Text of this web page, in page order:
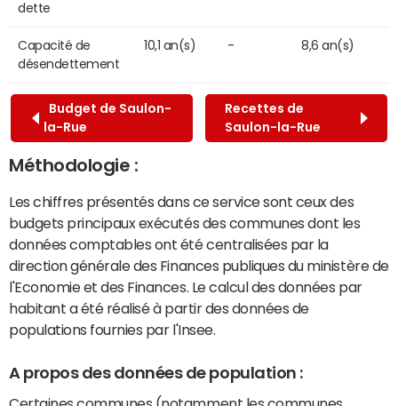
dette
Capacité de
désendettement
10,1 an(s) - 8,6 an(s)
Budget de Saulon-
la-Rue
Recettes de
Saulon-la-Rue
Méthodologie :
Les chiffres présentés dans ce service sont ceux des
budgets principaux exécutés des communes dont les
données comptables ont été centralisées par la
direction générale des Finances publiques du ministère de
l'Economie et des Finances. Le calcul des données par
habitant a été réalisé à partir des données de
populations fournies par l'Insee.
A propos des données de population :